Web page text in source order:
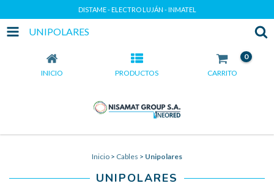
DISTAME - ELECTRO LUJÁN - INMATEL
UNIPOLARES
INICIO PRODUCTOS CARRITO
0
Inicio > Cables > Unipolares
UNIPOLARES